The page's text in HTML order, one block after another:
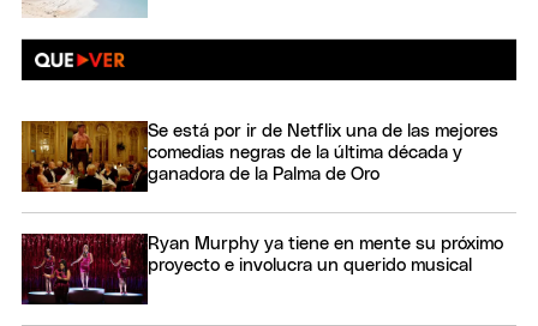
Se está por ir de Netflix una de las mejores
comedias negras de la última década y
ganadora de la Palma de Oro
Ryan Murphy ya tiene en mente su próximo
proyecto e involucra un querido musical